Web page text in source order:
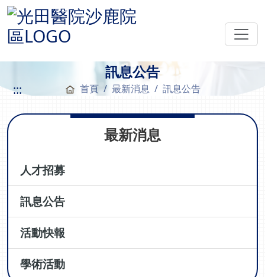
訊息公告
::: 首頁 最新消息 訊息公告
最新消息
人才招募
訊息公告
活動快報
學術活動